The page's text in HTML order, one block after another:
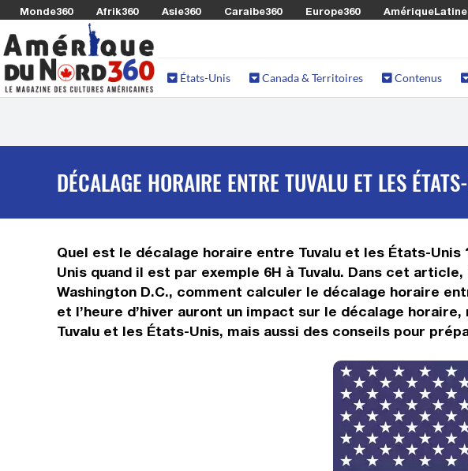
Monde360 Afrik360 Asie360 Caraibe360 Europe360
États-Unis Canada & Territoires Contenus
DÉCALAGE HORAIRE ENTRE TUVALU ET LES
Quel est le décalage horaire entre Tuvalu et les États-
Unis quand il est par exemple 6H à Tuvalu. Dans cet
Washington D.C., comment calculer le décalage horaire
et l’heure d’hiver auront un impact sur le décalage
Tuvalu et les États-Unis, mais aussi des conseils pour